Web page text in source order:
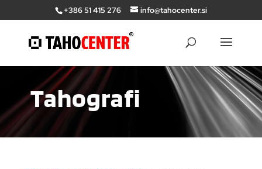
+386 51 415 276 info@tahocenter.si
Tahografi